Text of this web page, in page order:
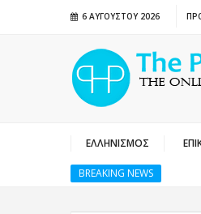
6 ΑΥΓΟΎΣΤΟΥ 2026
ΕΛΛΗΝΙΣΜΟΣ
BREAKING NEWS